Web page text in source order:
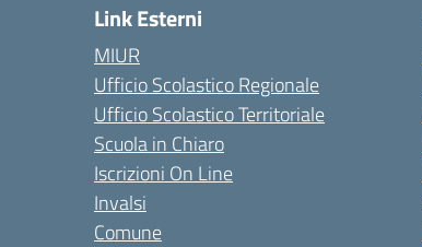
Link Esterni
MIUR
Ufficio Scolastico Regionale
Ufficio Scolastico Territoriale
Scuola in Chiaro
Iscrizioni On Line
Invalsi
Comune